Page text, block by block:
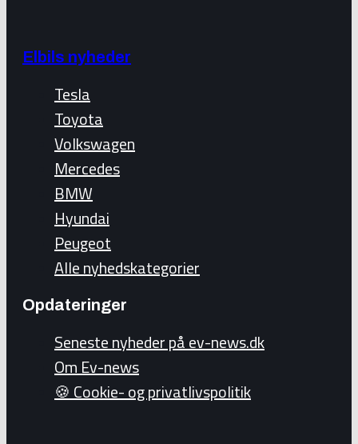
Elbils nyheder
Tesla
Toyota
Volkswagen
Mercedes
BMW
Hyundai
Peugeot
Alle nyhedskategorier
Opdateringer
Seneste nyheder på ev-news.dk
Om Ev-news
🍪 Cookie- og privatlivspolitik